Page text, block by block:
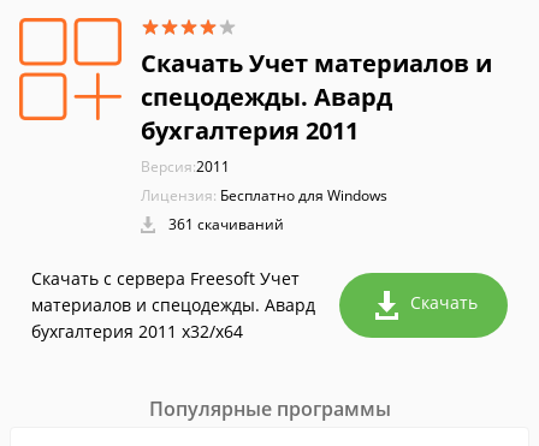
Скачать Учет материалов и
спецодежды. Авард
бухгалтерия 2011
Версия:2011
Лицензия: Бесплатно для Windows
361 скачиваний
Скачать с сервера Freesoft Учет
материалов и спецодежды. Авард
бухгалтерия 2011 x32/x64
Скачать
Популярные программы